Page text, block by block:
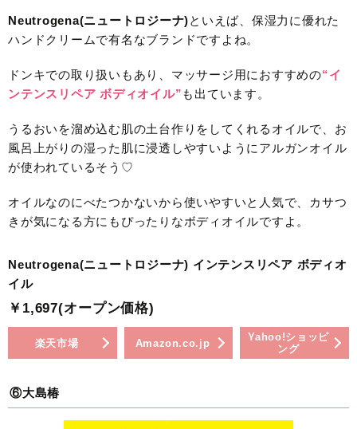
Neutrogena(ニュートロジーナ)といえば、保湿力に優れた
ハンドクリームで有名なブランドですよね。
ドンキでの取り扱いもあり、マッサージ用におすすめの“イ
ンテンスリペア ボディオイル”も出ています。
うるおいを溜め込む肌の土台作りをしてくれるオイルで、お
風呂上がりの湿った肌に浸透しやすいようにアルガンオイル
が使われているそう♡
オイルなのにべたつかないから使いやすいと人気で、カサつ
きが気になる方にもぴったりなボディオイルですよ。
Neutrogena(ニュートロジーナ) インテンスリペア ボディオ
イル
￥1,697(オープン価格)
楽天市場 Amazon.co.jp
Yahoo!ショッピ
ング
⑥大島椿